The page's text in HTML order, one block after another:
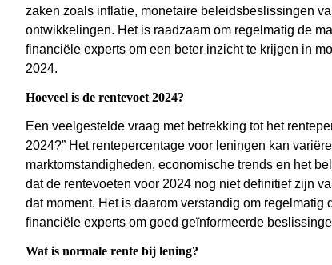
zaken zoals inflatie, monetaire beleidsbeslissingen
ontwikkelingen. Het is raadzaam om regelmatig de
financiële experts om een beter inzicht te krijgen in
2024.
Hoeveel is de rentevoet 2024?
Een veelgestelde vraag met betrekking tot het
2024?” Het rentepercentage voor leningen kan
marktomstandigheden, economische trends en het
dat de rentevoeten voor 2024 nog niet definitief zijn
dat moment. Het is daarom verstandig om
financiële experts om goed geïnformeerde
Wat is normale rente bij lening?